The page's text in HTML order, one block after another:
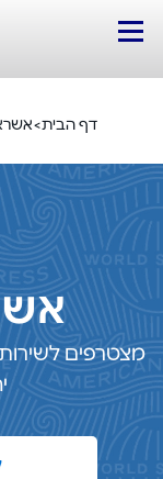
דף הבית>
מצטרפים